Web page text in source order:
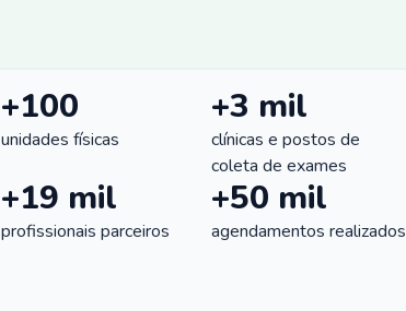
+100
unidades físicas
+3 mil
clínicas e postos de
coleta de exames
+19 mil
profissionais parceiros
+50 mil
agendamentos realizados